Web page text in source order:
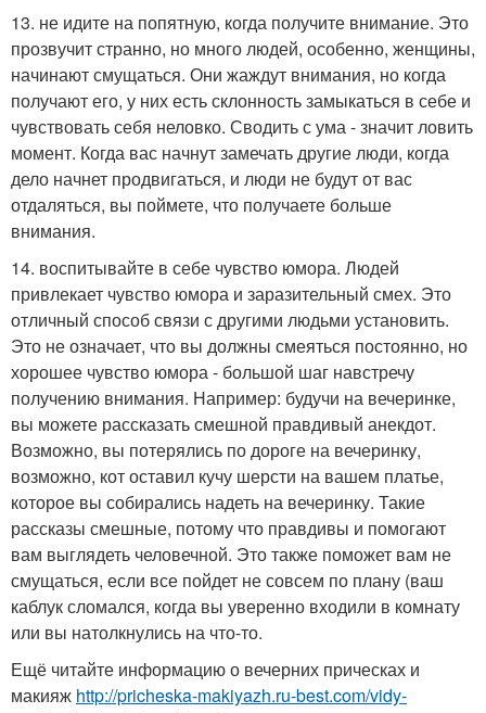
13. не идите на попятную, когда получите внимание. Это
прозвучит странно, но много людей, особенно, женщины,
начинают смущаться. Они жаждут внимания, но когда
получают его, у них есть склонность замыкаться в себе и
чувствовать себя неловко. Сводить с ума - значит ловить
момент. Когда вас начнут замечать другие люди, когда
дело начнет продвигаться, и люди не будут от вас
отдаляться, вы поймете, что получаете больше
внимания.
14. воспитывайте в себе чувство юмора. Людей
привлекает чувство юмора и заразительный смех. Это
отличный способ связи с другими людьми установить.
Это не означает, что вы должны смеяться постоянно, но
хорошее чувство юмора - большой шаг навстречу
получению внимания. Например: будучи на вечеринке,
вы можете рассказать смешной правдивый анекдот.
Возможно, вы потерялись по дороге на вечеринку,
возможно, кот оставил кучу шерсти на вашем платье,
которое вы собирались надеть на вечеринку. Такие
рассказы смешные, потому что правдивы и помогают
вам выглядеть человечной. Это также поможет вам не
смущаться, если все пойдет не совсем по плану (ваш
каблук сломался, когда вы уверенно входили в комнату
или вы натолкнулись на что-то.
Ещё читайте информацию о вечерних прическах и
макияж http://pricheska-makiyazh.ru-best.com/vidy-